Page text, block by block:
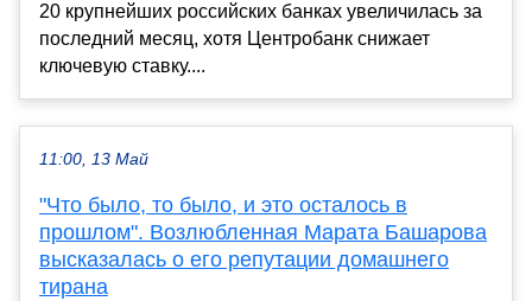
20 крупнейших российских банках увеличилась за
последний месяц, хотя Центробанк снижает
ключевую ставку....
11:00, 13 Май
"Что было, то было, и это осталось в
прошлом". Возлюбленная Марата Башарова
высказалась о его репутации домашнего
тирана